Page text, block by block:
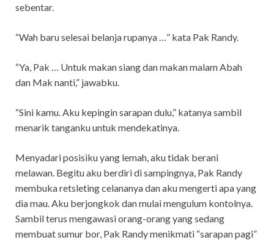
sebentar.
“Wah baru selesai belanja rupanya …” kata Pak Randy.
“Ya, Pak … Untuk makan siang dan makan malam Abah
dan Mak nanti,” jawabku.
“Sini kamu. Aku kepingin sarapan dulu,” katanya sambil
menarik tanganku untuk mendekatinya.
Menyadari posisiku yang lemah, aku tidak berani
melawan. Begitu aku berdiri di sampingnya, Pak Randy
membuka retsleting celananya dan aku mengerti apa yang
dia mau. Aku berjongkok dan mulai mengulum kontolnya.
Sambil terus mengawasi orang-orang yang sedang
membuat sumur bor, Pak Randy menikmati “sarapan pagi”